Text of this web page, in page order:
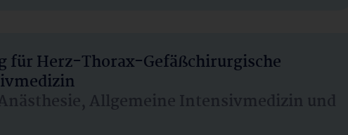
für Herz-Thorax-Gefäßchirurgische
Allgemeine Intensivmedizin und